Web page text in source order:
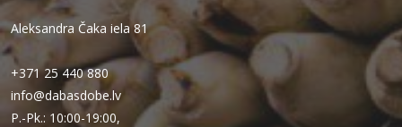
Aleksandra Čaka iela 81
+371 25 440 880
info@dabasdobe.lv
P.-Pk.: 10:00-19:00,